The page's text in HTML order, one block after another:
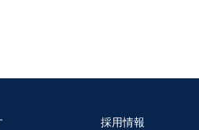
採用情報